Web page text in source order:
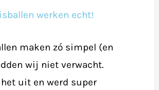
werken echt!
maken zó simpel (en
wij niet verwacht.
uit en werd super